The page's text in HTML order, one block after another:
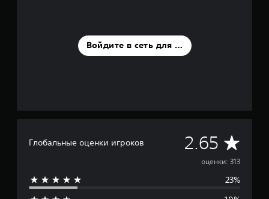
Войдите в сеть для оценки
Глобальные оценки игроков 2.65 С
р
е
оценки: 313
23%